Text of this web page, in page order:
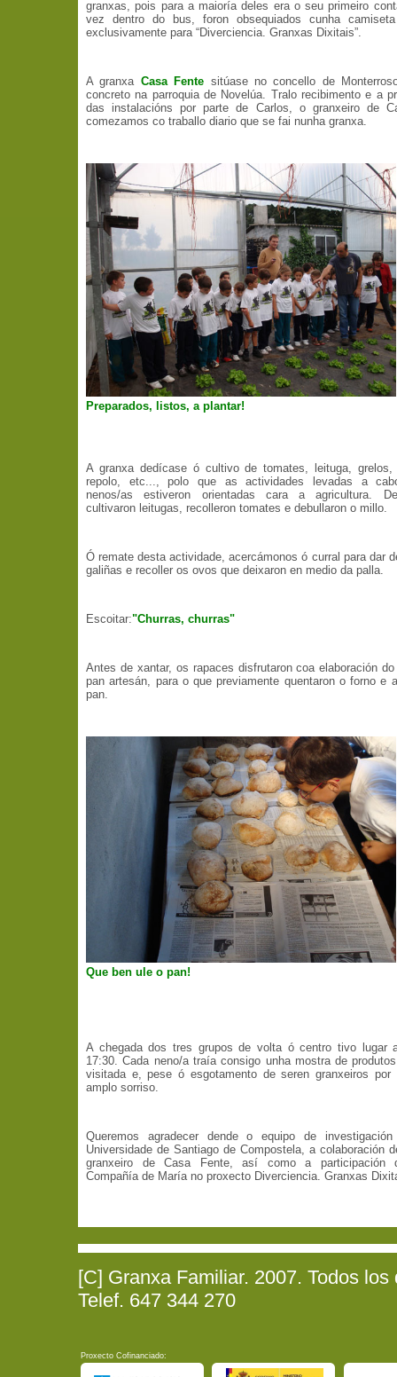
granxas, pois para a maioría deles era o seu primeiro
vez dentro do bus, foron obsequiados cunha camiseta
exclusivamente para “Diverciencia. Granxas Dixitais”.
A granxa Casa Fente sitúase no concello de
concreto na parroquia de Novelúa. Tralo recibimento e a
das instalacións por parte de Carlos, o granxeiro de
comezamos co traballo diario que se fai nunha granxa.
Preparados, listos, a plantar!
A granxa dedícase ó cultivo de tomates, leituga, grelos,
repolo, etc..., polo que as actividades levadas a
nenos/as estiveron orientadas cara a agricultura.
cultivaron leitugas, recolleron tomates e debullaron o millo.
Ó remate desta actividade, acercámonos ó curral para dar
galiñas e recoller os ovos que deixaron en medio da palla.
Escoitar:"Churras, churras"
Antes de xantar, os rapaces disfrutaron coa elaboración
pan artesán, para o que previamente quentaron o forno e
pan.
Que ben ule o pan!
A chegada dos tres grupos de volta ó centro tivo lugar
17:30. Cada neno/a traía consigo unha mostra de
visitada e, pese ó esgotamento de seren granxeiros
amplo sorriso.
Queremos agradecer dende o equipo de
Universidade de Santiago de Compostela, a colaboración
granxeiro de Casa Fente, así como a participación
Compañía de María no proxecto Diverciencia. Granxas
[C] Granxa Familiar. 2007. Todos
Telef. 647 344 270
Proxecto Cofinanciado: